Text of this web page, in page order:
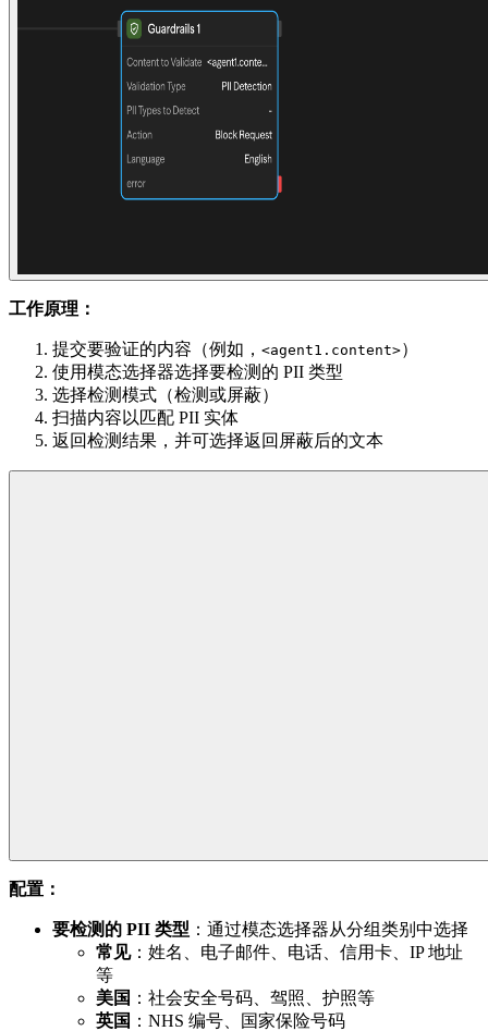
工作原理：
提交要验证的内容（例如， <agent1.content>）
使用模态选择器选择要检测的 PII 类型
选择检测模式（检测或屏蔽）
扫描内容以匹配 PII 实体
返回检测结果，并可选择返回屏蔽后的文本
配置：
要检测的 PII 类型 ：通过模态选择器从分组类别中选择
常见：姓名、电子邮件、电话、信用卡、IP 地址
等
美国 ：社会安全号码、驾照、护照等
英国 ：NHS 编号、国家保险号码